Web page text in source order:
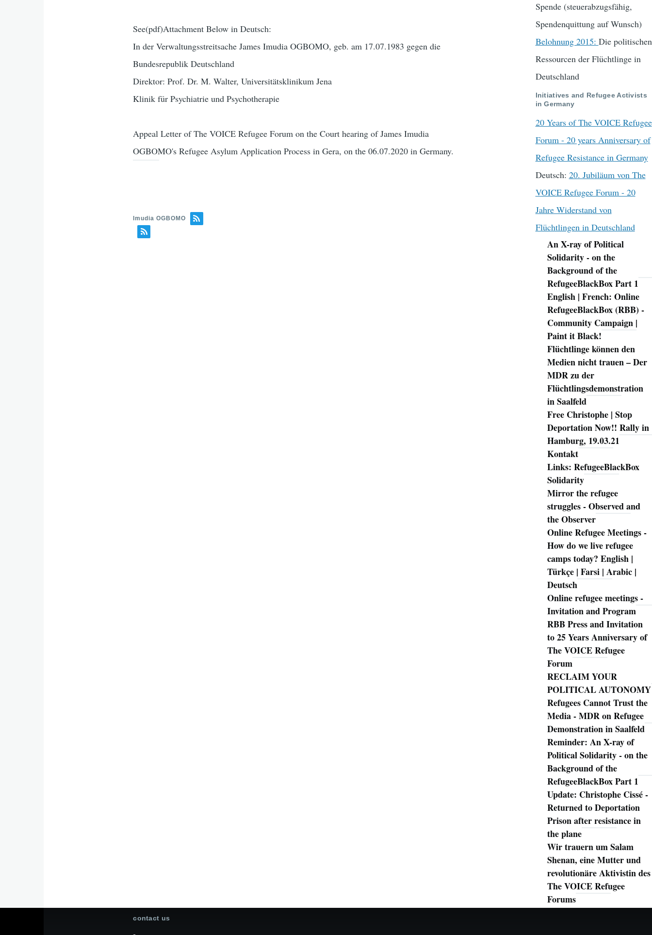
See(pdf)Attachment Below in Deutsch:
In der Verwaltungsstreitsache James Imudia OGBOMO, geb. am 17.07.1983 gegen die
Bundesrepublik Deutschland
Direktor: Prof. Dr. M. Walter, Universitätsklinikum Jena
Klinik für Psychiatrie und Psychotherapie
Appeal Letter of The VOICE Refugee Forum on the Court hearing of James Imudia
OGBOMO's Refugee Asylum Application Process in Gera, on the 06.07.2020 in Germany.
Imudia OGBOMO
Spende (steuerabzugsfähig,
Spendenquittung auf Wunsch)
Belohnung 2015: Die politischen
Ressourcen der Flüchtlinge in
Deutschland
Initiatives and Refugee Activists
in Germany
20 Years of The VOICE Refugee
Forum - 20 years Anniversary of
Refugee Resistance in Germany
Deutsch: 20. Jubiläum von The
VOICE Refugee Forum - 20
Jahre Widerstand von
Flüchtlingen in Deutschland
Navigation
An X-ray of Political
Solidarity - on the
Background of the
RefugeeBlackBox Part 1
English | French: Online
RefugeeBlackBox (RBB) -
Community Campaign |
Paint it Black!
Flüchtlinge können den
Medien nicht trauen – Der
MDR zu der
Flüchtlingsdemonstration
in Saalfeld
Free Christophe | Stop
Deportation Now!! Rally in
Hamburg, 19.03.21
Kontakt
Links: RefugeeBlackBox
Solidarity
Mirror the refugee
struggles - Observed and
the Observer
Online Refugee Meetings -
How do we live refugee
camps today? English |
Türkçe | Farsi | Arabic |
Deutsch
Online refugee meetings -
Invitation and Program
RBB Press and Invitation
to 25 Years Anniversary of
The VOICE Refugee
Forum
RECLAIM YOUR
POLITICAL AUTONOMY
Refugees Cannot Trust the
Media - MDR on Refugee
Demonstration in Saalfeld
Reminder: An X-ray of
Political Solidarity - on the
Background of the
RefugeeBlackBox Part 1
Update: Christophe Cissé -
Returned to Deportation
Prison after resistance in
the plane
Wir trauern um Salam
Shenan, eine Mutter und
revolutionäre Aktivistin des
The VOICE Refugee
Forums
contact us